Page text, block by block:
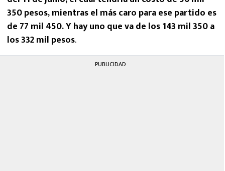
350 pesos, mientras el más caro para ese partido es
de 77 mil 450. Y hay uno que va de los 143 mil 350 a
los 332 mil pesos.
PUBLICIDAD